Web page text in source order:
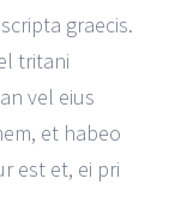
graecis.
tritani
vel eius
et habeo
est et, ei pri